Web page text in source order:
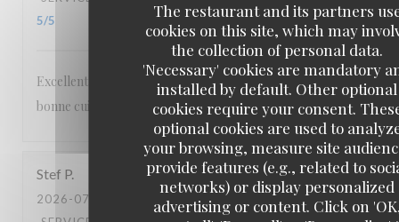
The restaurant and its partners
cookies on this site, which may
the collection of personal data.
'Necessary' cookies are mandatory
installed by default. Other optional
cookies require your consent.
optional cookies are used to
your browsing, measure site
provide features (e.g., related to
networks) or display personalized
advertising or content. Click on
5/5
Excellent accueil Cadre agréable et authentique Très
bonne cuisine Personnel attentionné et sympathique
Stef P
2026-07-04
- 19:00 - GUESTS 2